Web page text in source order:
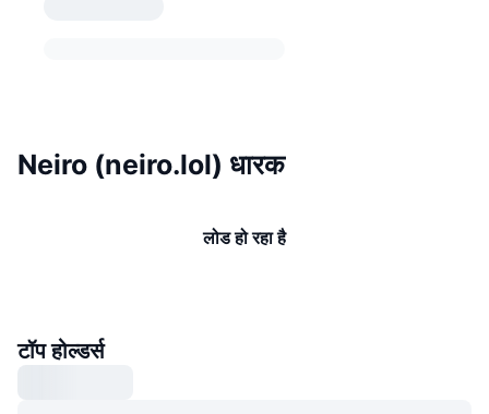
Neiro (neiro.lol) धारक
लोड हो रहा है
टॉप होल्डर्स